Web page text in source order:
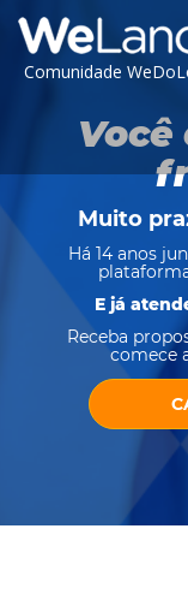
Comunidade
Você
Muito
Há 14 anos
E já
Receba
comece